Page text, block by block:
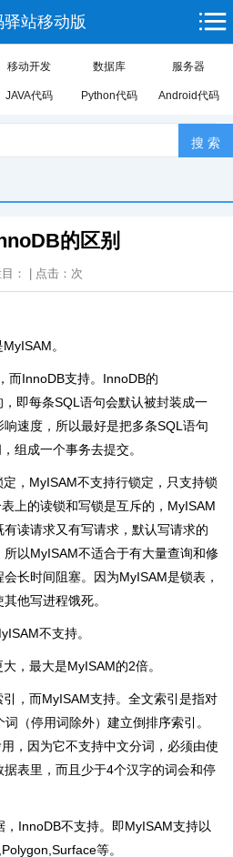
驿站移动版
移动开发 数据库 服务器
JAVA代码 Python代码 Android代码
的区别
： | 点击： 次
。
而InnoDB支持。InnoDB的
即每条SQL语句会默认被封装成一
速度，所以最好是把多条SQL语句
组成一个事务去提交。
，MyISAM不支持行锁定，只支持锁
上的读锁和写锁是互斥的，MyISAM
读请求又有写请求，默认写请求的
以MyISAM不适合于有大量查询和修
长时间阻塞。因为MyISAM是锁表，
他写进程饿死。
不支持。
，最大是MyISAM的2倍。
，而MyISAM支持。全文索引是指对
（停用词除外）建立倒排序索引。
，因为它不支持中文分词，必须由使
表里，而且少于4个汉字的词会和停
InnoDB不支持。即MyISAM支持以
等。